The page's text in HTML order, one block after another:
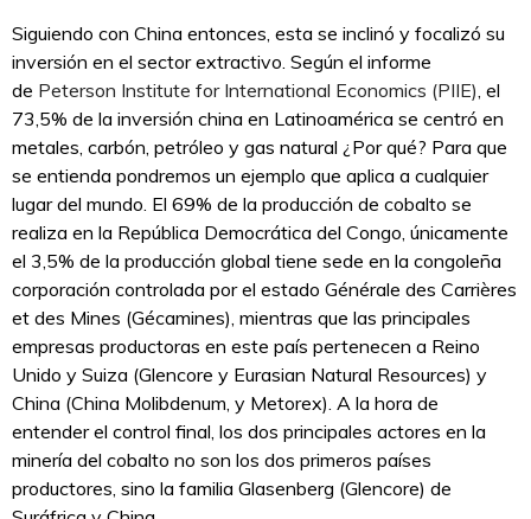
Siguiendo con China entonces, esta se inclinó y focalizó su
inversión en el sector extractivo. Según el informe
de Peterson Institute for International Economics (PIIE) , el
73,5% de la inversión china en Latinoamérica se centró en
metales, carbón, petróleo y gas natural ¿Por qué? Para que
se entienda pondremos un ejemplo que aplica a cualquier
lugar del mundo. El 69% de la producción de cobalto se
realiza en la República Democrática del Congo, únicamente
el 3,5% de la producción global tiene sede en la congoleña
corporación controlada por el estado Générale des Carrières
et des Mines (Gécamines), mientras que las principales
empresas productoras en este país pertenecen a Reino
Unido y Suiza (Glencore y Eurasian Natural Resources) y
China (China Molibdenum, y Metorex). A la hora de
entender el control final, los dos principales actores en la
minería del cobalto no son los dos primeros países
productores, sino la familia Glasenberg (Glencore) de